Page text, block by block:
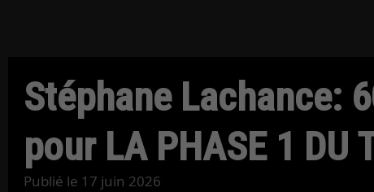
Stéphane Lachance:
pour LA PHASE 1 DU
Publié le 17 juin 2026